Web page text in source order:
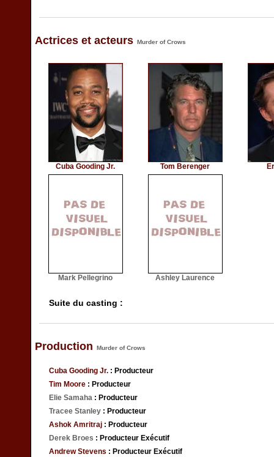
Actrices et acteurs Murder of Crows
Cuba Gooding Jr. Tom Berenger
Mark Pellegrino Ashley Laurence
Suite du casting :
Production Murder of Crows
Cuba Gooding Jr. : Producteur
Tim Moore : Producteur
Elie Samaha : Producteur
Tracee Stanley : Producteur
Ashok Amritraj : Producteur
Derek Broes : Producteur Exécutif
Andrew Stevens : Producteur Exécutif